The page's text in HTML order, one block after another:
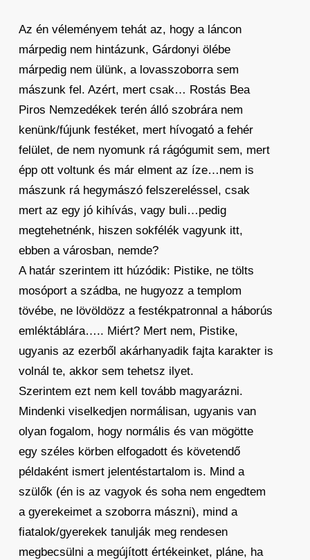
Az én véleményem tehát az, hogy a láncon
márpedig nem hintázunk, Gárdonyi ölébe
márpedig nem ülünk, a lovasszoborra sem
mászunk fel. Azért, mert csak… Rostás Bea
Piros Nemzedékek terén álló szobrára nem
kenünk/fújunk festéket, mert hívogató a fehér
felület, de nem nyomunk rá rágógumit sem, mert
épp ott voltunk és már elment az íze…nem is
mászunk rá hegymászó felszereléssel, csak
mert az egy jó kihívás, vagy buli…pedig
megtehetnénk, hiszen sokfélék vagyunk itt,
ebben a városban, nemde?
A határ szerintem itt húzódik: Pistike, ne tölts
mosóport a szádba, ne hugyozz a templom
tövébe, ne lövöldözz a festékpatronnal a háborús
emléktáblára….. Miért? Mert nem, Pistike,
ugyanis az ezerből akárhanyadik fajta karakter is
volnál te, akkor sem tehetsz ilyet.
Szerintem ezt nem kell tovább magyarázni.
Mindenki viselkedjen normálisan, ugyanis van
olyan fogalom, hogy normális és van mögötte
egy széles körben elfogadott és követendő
példaként ismert jelentéstartalom is. Mind a
szülők (én is az vagyok és soha nem engedtem
a gyerekeimet a szoborra mászni), mind a
fiatalok/gyerekek tanulják meg rendesen
megbecsülni a megújított értékeinket, pláne, ha